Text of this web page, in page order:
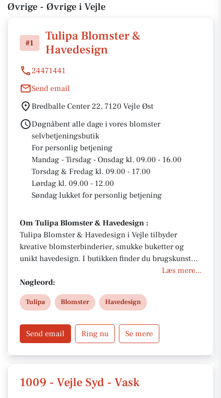
Øvrige - Øvrige i Vejle
#1
Tulipa Blomster &
Havedesign
24471441
Send email
Bredballe Center 22, 7120 Vejle Øst
Døgnåbent alle dage i vores blomster
selvbetjeningsbutik
For personlig betjening
Mandag - Tirsdag - Onsdag kl. 09.00 - 16.00
Torsdag & Fredag kl. 09.00 - 17.00
Lørdag kl. 09.00 - 12.00
Søndag lukket for personlig betjening
Om Tulipa Blomster & Havedesign :
Tulipa Blomster & Havedesign i Vejle tilbyder
kreative blomsterbinderier, smukke buketter og
unikt havedesign. I butikken finder du brugskunst
og specialiteter – perfekt til gavekurve. Bestil
blomster til enhver lejlighed med levering samme
dag. Familieejet virksomhed med passion for
kvalitet, håndværk og personlig service.
Læs mere...
Nøgleord:
Tulipa Blomster Havedesign
Send email Ring nu Se mere
1009 - Vejle Syd - Vask